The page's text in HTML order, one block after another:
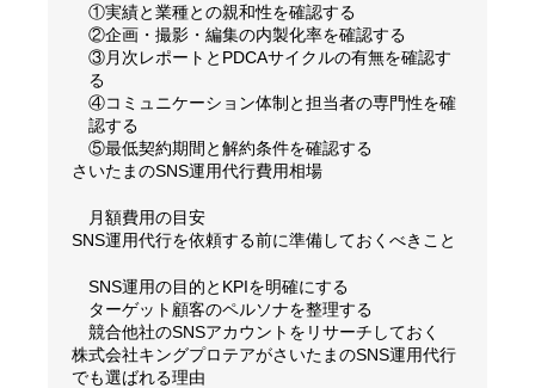
①実績と業種との親和性を確認する
②企画・撮影・編集の内製化率を確認する
③月次レポートとPDCAサイクルの有無を確認す
る
④コミュニケーション体制と担当者の専門性を確
認する
⑤最低契約期間と解約条件を確認する
さいたまのSNS運用代行費用相場
月額費用の目安
SNS運用代行を依頼する前に準備しておくべきこと
SNS運用の目的とKPIを明確にする
ターゲット顧客のペルソナを整理する
競合他社のSNSアカウントをリサーチしておく
株式会社キングプロテアがさいたまのSNS運用代行
でも選ばれる理由